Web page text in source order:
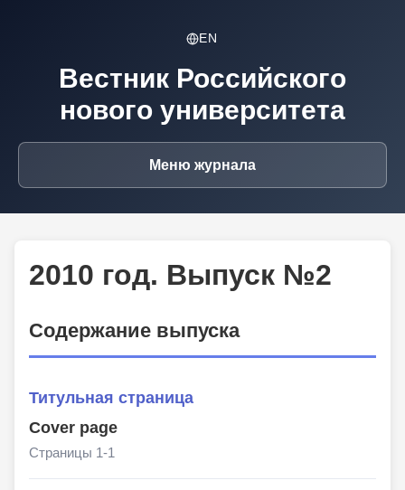
EN
Вестник Российского
нового университета
Меню журнала
2010 год. Выпуск №2
Содержание выпуска
Титульная страница
Cover page
Страницы 1-1